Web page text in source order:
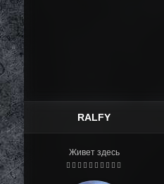
RALFY
Живет здесь